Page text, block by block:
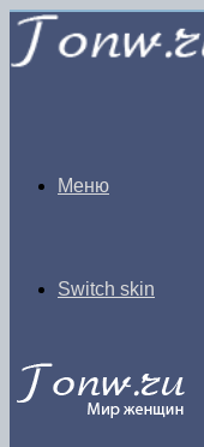
Меню
Switch skin